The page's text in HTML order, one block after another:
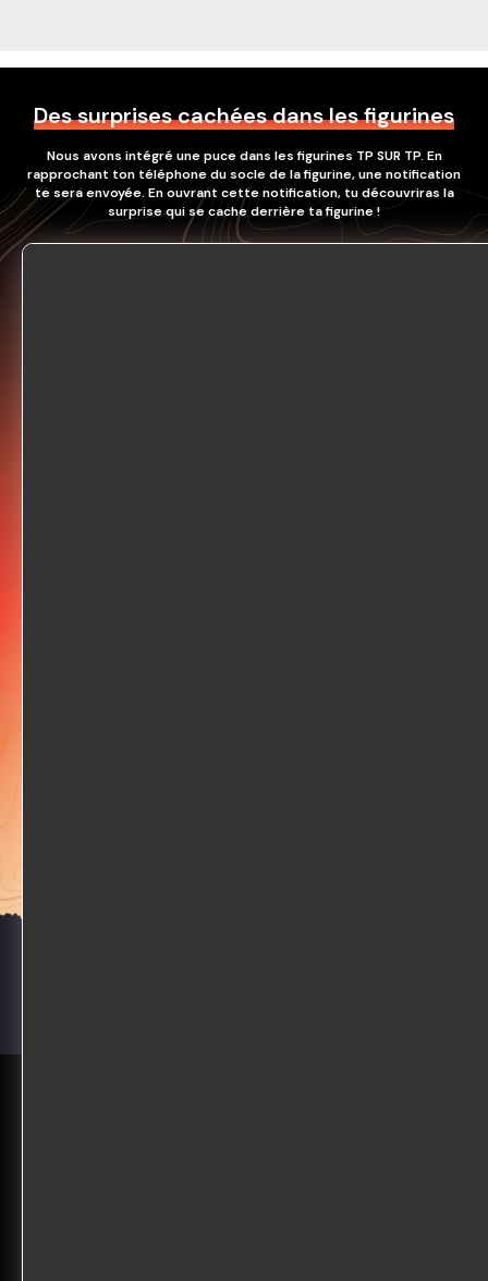
Des surprises cachées dans les figurines
Nous avons intégré une puce dans les figurines TP SUR TP. En
rapprochant ton téléphone du socle de la figurine, une notification
te sera envoyée. En ouvrant cette notification, tu découvriras la
surprise qui se cache derrière ta figurine !